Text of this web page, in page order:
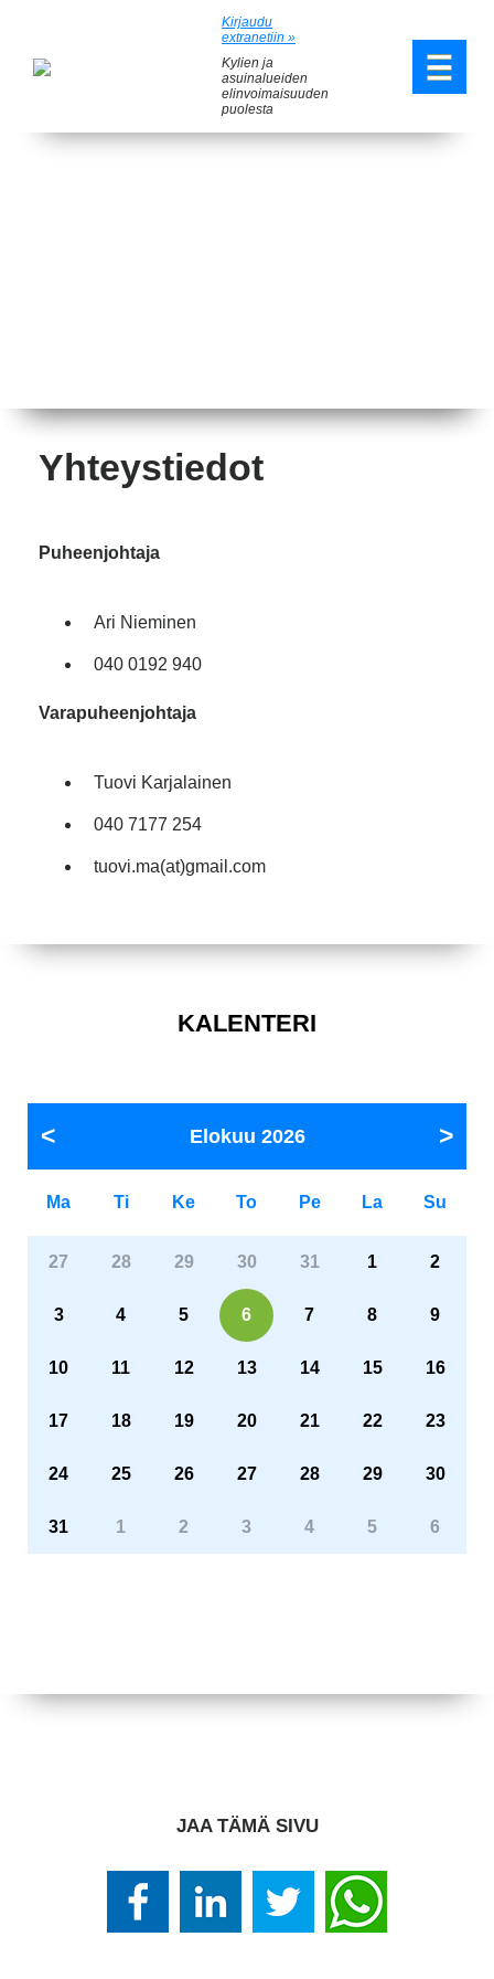
Kirjaudu
extranetiin »
Kylien ja
asuinalueiden
elinvoimaisuuden
puolesta
Yhteystiedot
Puheenjohtaja
Ari Nieminen
040 0192 940
Varapuheenjohtaja
Tuovi Karjalainen
040 7177 254
tuovi.ma(at)gmail.com
KALENTERI
Elokuu 2026
Ma Ti Ke To Pe La Su
27 28 29 30 31 1 2
3 4 5 6 7 8 9
10 11 12 13 14 15 16
17 18 19 20 21 22 23
24 25 26 27 28 29 30
31 1 2 3 4 5 6
JAA TÄMÄ SIVU